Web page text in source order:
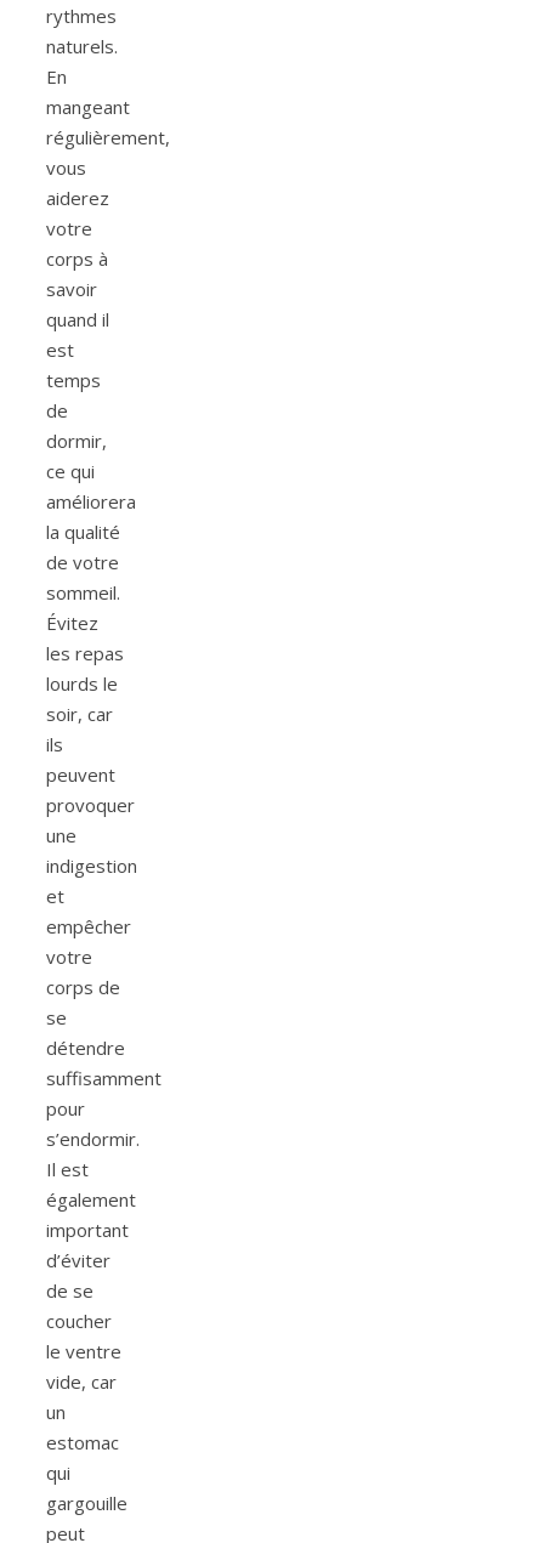
rythmes
naturels.
En
mangeant
régulièrement,
vous
aiderez
votre
corps à
savoir
quand il
est
temps
de
dormir,
ce qui
améliorera
la qualité
de votre
sommeil.
Évitez
les repas
lourds le
soir, car
ils
peuvent
provoquer
une
indigestion
et
empêcher
votre
corps de
se
détendre
suffisamment
pour
s’endormir.
Il est
également
important
d’éviter
de se
coucher
le ventre
vide, car
un
estomac
qui
gargouille
peut